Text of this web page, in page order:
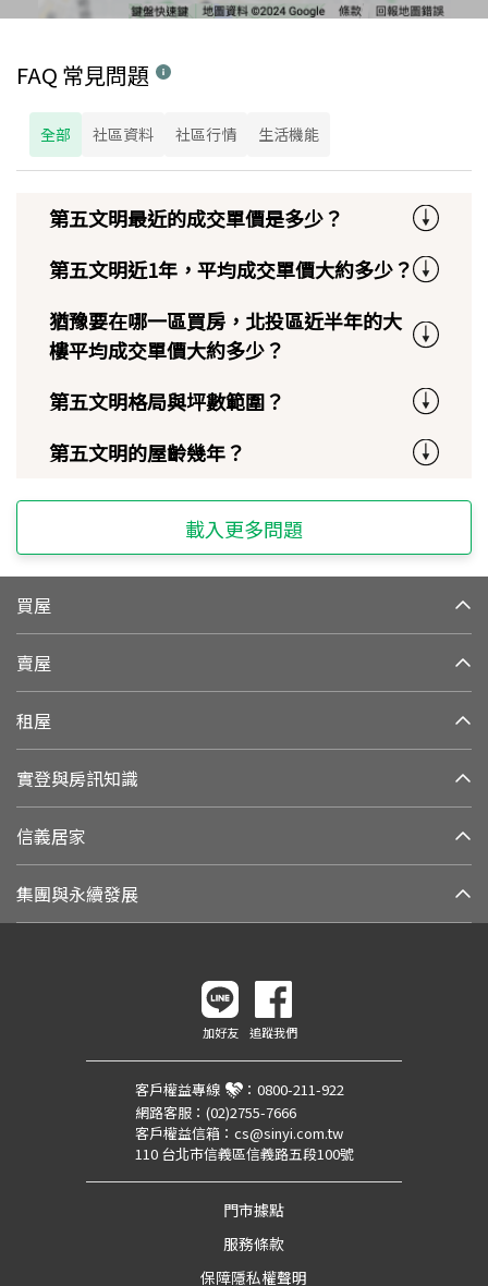
FAQ 常見問題
全部 社區資料 社區行情 生活機能
第五文明最近的成交單價是多少？
第五文明近1年，平均成交單價大約多少？
猶豫要在哪一區買房，北投區近半年的大
樓平均成交單價大約多少？
第五文明格局與坪數範圍？
第五文明的屋齡幾年？
載入更多問題
買屋
賣屋
租屋
實登與房訊知識
信義居家
集團與永續發展
加好友 追蹤我們
客戶權益專線 ： 0800-211-922
網路客服： (02)2755-7666
客戶權益信箱： cs@sinyi.com.tw
110 台北市信義區信義路五段100號
門市據點
服務條款
保障隱私權聲明